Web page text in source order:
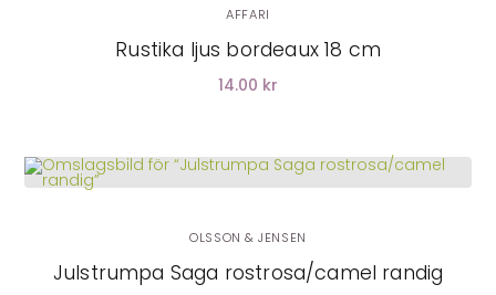
AFFARI
Rustika ljus bordeaux 18 cm
14.00 kr
LÄGG I VARUKORG
OLSSON & JENSEN
Julstrumpa Saga rostrosa/camel randig